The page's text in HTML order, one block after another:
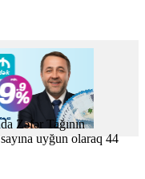
Zəfər Tağının
uyğun olaraq 44